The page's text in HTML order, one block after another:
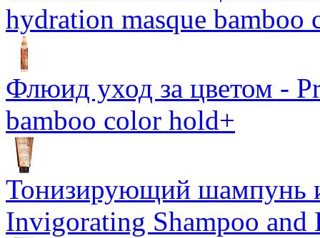
hydration masque bamboo
Флюид уход за цветом -
bamboo color hold+
Тонизирующий шампунь
Invigorating Shampoo and